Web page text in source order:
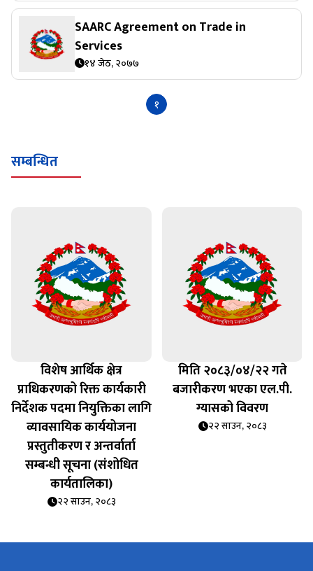
SAARC Agreement on Trade in
Services
१४ जेठ, २०७७
१
सम्बन्धित
विशेष आर्थिक क्षेत्र
प्राधिकरणको रिक्त कार्यकारी
निर्देशक पदमा नियुक्तिका लागि
व्यावसायिक कार्ययोजना
प्रस्तुतीकरण र अन्तर्वार्ता
सम्बन्धी सूचना (संशोधित
कार्यतालिका)
२२ साउन, २०८३
मिति २०८३/०४/२२ गते
बजारीकरण भएका एल.पी.
ग्यासको विवरण
२२ साउन, २०८३